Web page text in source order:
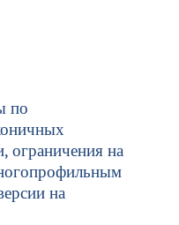
по
ограничения на
на